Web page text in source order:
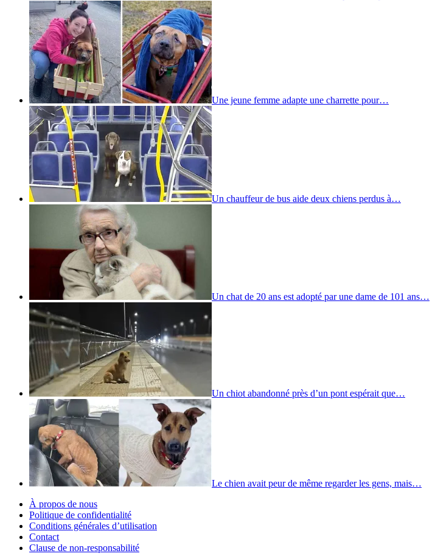
Une jeune femme adapte une charrette pour…
Un chauffeur de bus aide deux chiens perdus à…
Un chat de 20 ans est adopté par une dame de 101 ans…
Un chiot abandonné près d’un pont espérait que…
Le chien avait peur de même regarder les gens, mais…
À propos de nous
Politique de confidentialité
Conditions générales d’utilisation
Contact
Clause de non-responsabilité